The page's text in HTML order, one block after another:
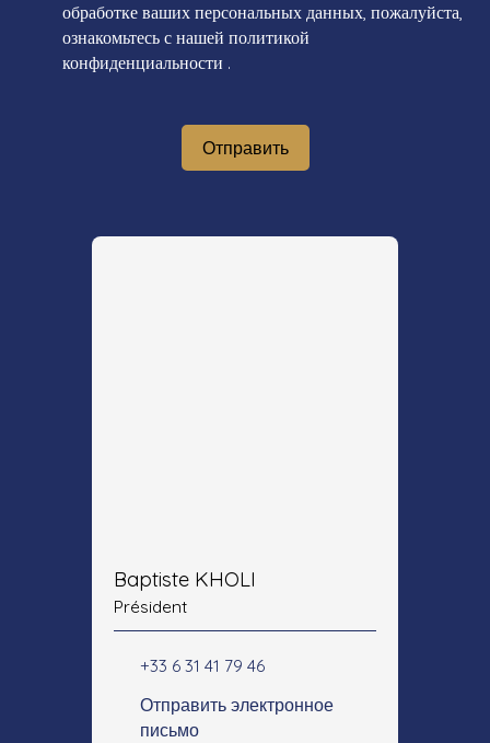
обработке ваших персональных данных, пожалуйста,
ознакомьтесь с нашей политикой
конфиденциальности .
Отправить
Baptiste KHOLI
Président
+33 6 31 41 79 46
Отправить электронное
письмо